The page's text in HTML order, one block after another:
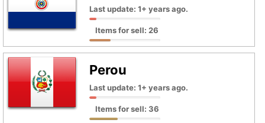
Last update: 1+ years ago.
Items for sell: 26
Perou
Last update: 1+ years ago.
Items for sell: 36